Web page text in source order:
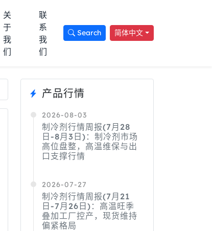
关
于
我
们
联
系
我
们
Search 简体中文
产品行情
2026-08-03
制冷剂行情周报(7月28
日-8月3日)：制冷剂市场
高位盘整，高温维保与出
口支撑行情
2026-07-27
制冷剂行情周报(7月21
日-7月26日)：高温旺季
叠加工厂控产，现货维持
偏紧格局